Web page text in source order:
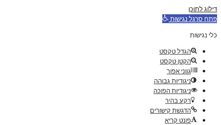
דילוג לתוכן
פתח סרגל נגישות
כלי נגישות
הגדל טקסט
הקטן טקסט
גווני אפור
ניגודיות גבוהה
ניגודיות הפוכה
רקע בהיר
הדגשת קישורים
פונט קריא